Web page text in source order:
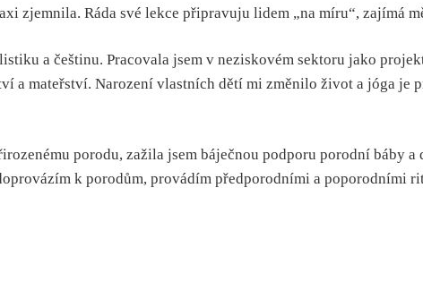
zjemnila. Ráda své lekce připravuju lidem „na míru“, zajímá
a češtinu. Pracovala jsem v neziskovém sektoru jako
a mateřství. Narození vlastních dětí mi změnilo život a jóga je
porodu, zažila jsem báječnou podporu porodní báby
k porodům, provádím předporodními a